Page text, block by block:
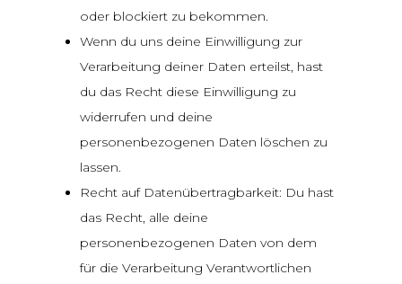
oder blockiert zu bekommen.
Wenn du uns deine Einwilligung zur
Verarbeitung deiner Daten erteilst, hast
du das Recht diese Einwilligung zu
widerrufen und deine
personenbezogenen Daten löschen zu
lassen.
Recht auf Datenübertragbarkeit: Du hast
das Recht, alle deine
personenbezogenen Daten von dem
für die Verarbeitung Verantwortlichen